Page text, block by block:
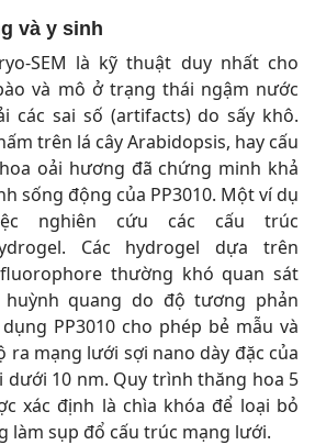
và y sinh
SEM là kỹ thuật duy nhất cho
và mô ở trạng thái ngậm nước
các sai số (artifacts) do sấy khô.
trên lá cây Arabidopsis, hay cấu
oải hương đã chứng minh khả
sống động của PP3010. Một ví dụ
nghiên cứu các cấu trúc
Các hydrogel dựa trên
thường khó quan sát
quang do độ tương phản
PP3010 cho phép bẻ mẫu và
ra mạng lưới sợi nano dày đặc của
dưới 10 nm. Quy trình thăng hoa 5
xác định là chìa khóa để loại bỏ
làm sụp đổ cấu trúc mạng lưới.